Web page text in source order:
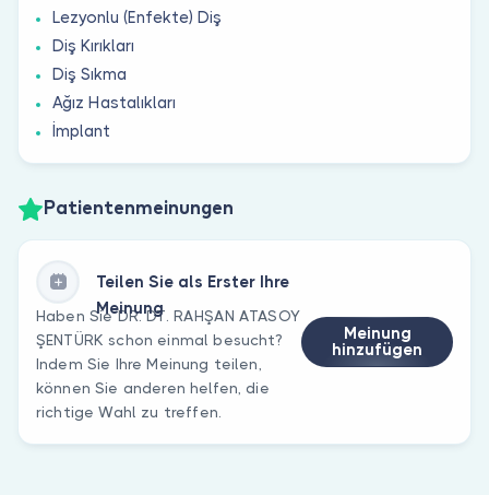
Lezyonlu (Enfekte) Diş
Diş Kırıkları
Diş Sıkma
Ağız Hastalıkları
İmplant
Patientenmeinungen
Teilen Sie als Erster Ihre
Meinung
Haben Sie DR. DT. RAHŞAN ATASOY
ŞENTÜRK schon einmal besucht?
Indem Sie Ihre Meinung teilen,
können Sie anderen helfen, die
richtige Wahl zu treffen.
Meinung
hinzufügen